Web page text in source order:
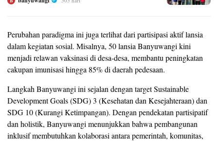
Perubahan paradigma ini juga terlihat dari partisipasi aktif lansia
dalam kegiatan sosial. Misalnya, 50 lansia Banyuwangi kini
menjadi relawan vaksinasi di desa-desa, membantu peningkatan
cakupan imunisasi hingga 85% di daerah pedesaan.
Langkah Banyuwangi ini sejalan dengan target Sustainable
Development Goals (SDG) 3 (Kesehatan dan Kesejahteraan) dan
SDG 10 (Kurangi Ketimpangan). Dengan pendekatan partisipatif
dan holistik, Banyuwangi menunjukkan bahwa pembangunan
inklusif membutuhkan kolaborasi antara pemerintah, komunitas,